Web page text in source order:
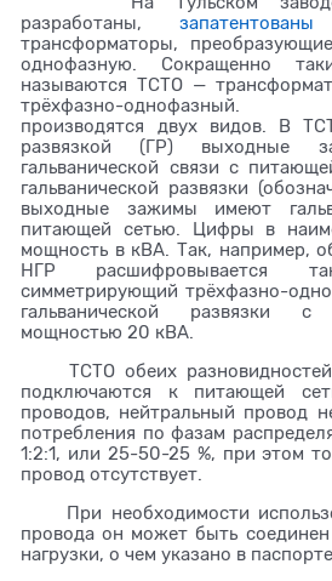
разработаны, запатентованы
трансформаторы,
однофазную. Сокращенно
называются ТСТО —
трёхфазно-однофазный.
производятся двух видов. В
развязкой (ГР) выходные
гальванической связи с
гальванической развязки
выходные зажимы имеют
питающей сетью. Цифры в
мощность в кВА. Так, например,
НГР расшифровывается
симметрирующий трёхфазно-
гальванической развязки
мощностью 20 кВА.
ТСТО обеих разновидностей
подключаются к питающей
проводов, нейтральный провод
потребления по фазам
1:2:1, или 25-50-25 %, при этом
провод отсутствует.
При необходимости
провода он может быть
нагрузки, о чем указано в